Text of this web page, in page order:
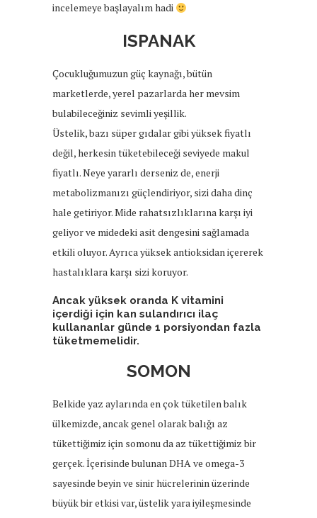
incelemeye başlayalım hadi
ISPANAK
Çocukluğumuzun güç kaynağı, bütün
marketlerde, yerel pazarlarda her mevsim
bulabileceğiniz sevimli yeşillik.
Üstelik, bazı süper gıdalar gibi yüksek fiyatlı
değil, herkesin tüketebileceği seviyede makul
fiyatlı. Neye yararlı derseniz de, enerji
metabolizmanızı güçlendiriyor, sizi daha dinç
hale getiriyor. Mide rahatsızlıklarına karşı iyi
geliyor ve midedeki asit dengesini sağlamada
etkili oluyor. Ayrıca yüksek antioksidan içererek
hastalıklara karşı sizi koruyor.
Ancak yüksek oranda K vitamini
içerdiği için kan sulandırıcı ilaç
kullananlar günde 1 porsiyondan fazla
tüketmemelidir.
SOMON
Belkide yaz aylarında en çok tüketilen balık
ülkemizde, ancak genel olarak balığı az
tükettiğimiz için somonu da az tükettiğimiz bir
gerçek. İçerisinde bulunan DHA ve omega-3
sayesinde beyin ve sinir hücrelerinin üzerinde
büyük bir etkisi var, üstelik yara iyileşmesinde